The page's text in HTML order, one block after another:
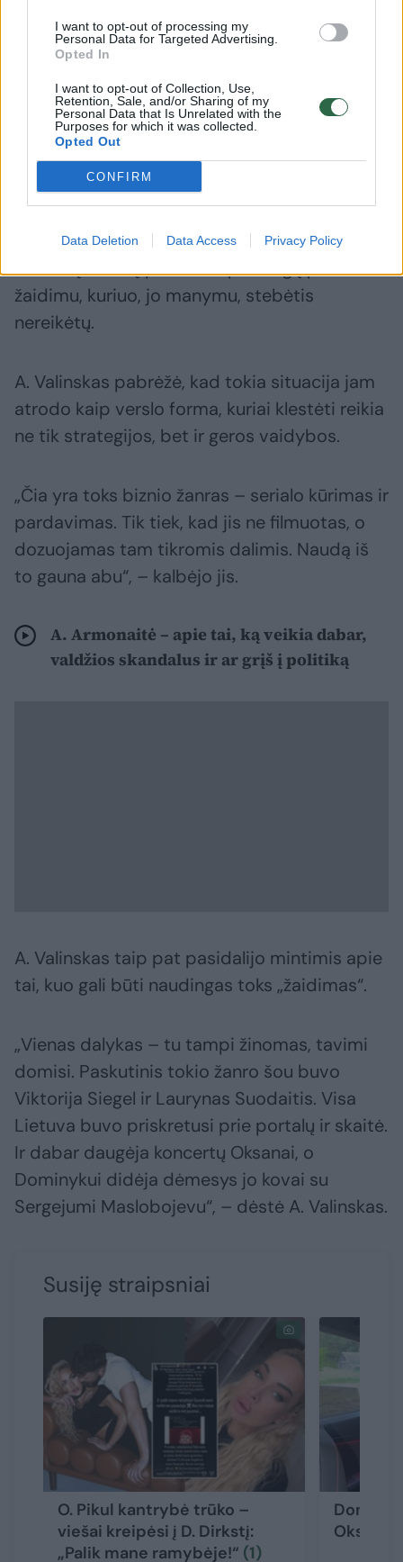
I want to opt-out of processing my
Personal Data for Targeted Advertising.
Opted In
I want to opt-out of Collection, Use,
Retention, Sale, and/or Sharing of my
Personal Data that Is Unrelated with the
Purposes for which it was collected.
Opted Out
CONFIRM
Data Deletion Data Access Privacy Policy
Daugiau nuotraukų (29)
Žinomas vyras 15min.lttinklalaidėje „Valinskas
žino“ šią dramą pavadino pramogų pasaulio
žaidimu, kuriuo, jo manymu, stebėtis
nereikėtų.
A. Valinskas pabrėžė, kad tokia situacija jam
atrodo kaip verslo forma, kuriai klestėti reikia
ne tik strategijos, bet ir geros vaidybos.
„Čia yra toks biznio žanras – serialo kūrimas ir
pardavimas. Tik tiek, kad jis ne filmuotas, o
dozuojamas tam tikromis dalimis. Naudą iš
to gauna abu“, – kalbėjo jis.
A. Armonaitė – apie tai, ką veikia dabar,
valdžios skandalus ir ar grįš į politiką
A. Valinskas taip pat pasidalijo mintimis apie
tai, kuo gali būti naudingas toks „žaidimas“.
„Vienas dalykas – tu tampi žinomas, tavimi
domisi. Paskutinis tokio žanro šou buvo
Viktorija Siegel ir Laurynas Suodaitis. Visa
Lietuva buvo priskretusi prie portalų ir skaitė.
Ir dabar daugėja koncertų Oksanai, o
Dominykui didėja dėmesys jo kovai su
Sergejumi Maslobojevu“, – dėstė A. Valinskas.
Susiję straipsniai
O. Pikul kantrybė trūko –
viešai kreipėsi į D. Dirkstį:
„Palik mane ramybėje!“ (1)